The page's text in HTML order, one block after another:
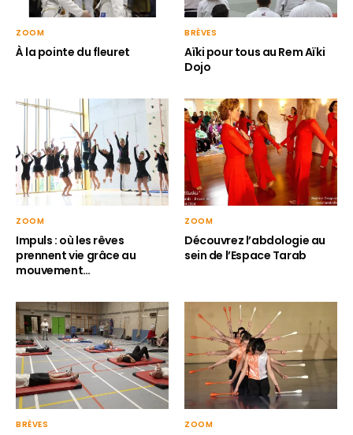
ZOOM
À la pointe du fleuret
BRÈVES
Aïki pour tous au Rem Aïki
Dojo
ZOOM
Impuls : où les rêves
prennent vie grâce au
mouvement…
ZOOM
Découvrez l’abdologie au
sein de l’Espace Tarab
BRÈVES ZOOM